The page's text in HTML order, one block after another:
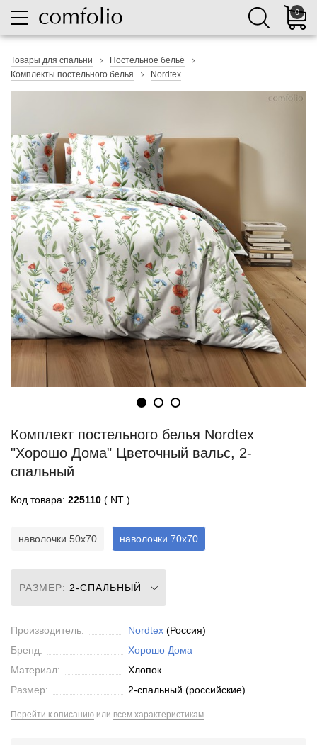
0
Товары для спальни
Постельное бельё
Комплекты постельного белья
Nordtex
Комплект постельного белья Nordtex
"Хорошо Дома" Цветочный вальс, 2-
спальный
Код товара: 225110 ( NT )
наволочки 50x70 наволочки 70x70
РАЗМЕР: 2-СПАЛЬНЫЙ
Производитель: Nordtex(Россия)
Бренд:
Хорошо Дома
Материал:
Хлопок
Размер:
2-спальный (российские)
Перейти к описанию или всем характеристикам